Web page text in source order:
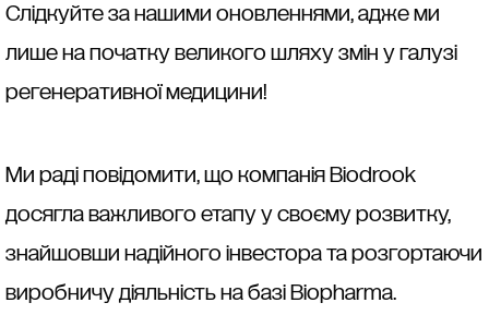
Слідкуйте за нашими оновленнями, адже ми
лише на початку великого шляху змін у галузі
регенеративної медицини!
Ми раді повідомити, що компанія Biodrook
досягла важливого етапу у своєму розвитку,
знайшовши надійного інвестора та розгортаючи
виробничу діяльність на базі Biopharma.